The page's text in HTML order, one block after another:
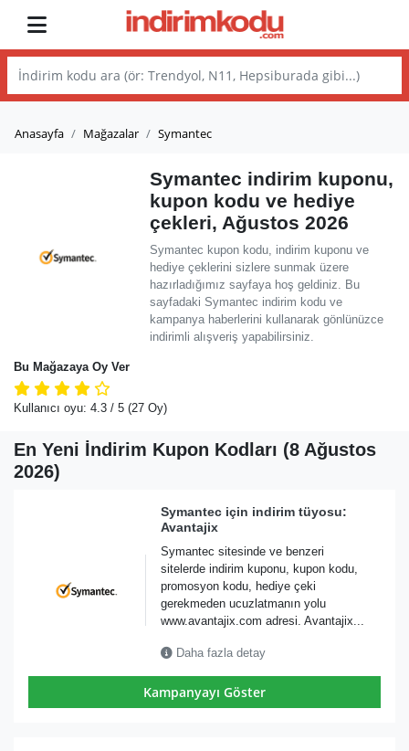
Anasayfa Mağazalar Symantec
Bu Mağazaya Oy Ver
Kullanıcı oyu: 4.3 / 5 (27 Oy)
Symantec indirim kuponu,
kupon kodu ve hediye
çekleri, Ağustos 2026
Symantec kupon kodu, indirim kuponu ve
hediye çeklerini sizlere sunmak üzere
hazırladığımız sayfaya hoş geldiniz. Bu
sayfadaki Symantec indirim kodu ve
kampanya haberlerini kullanarak gönlünüzce
indirimli alışveriş yapabilirsiniz.
En Yeni İndirim Kupon Kodları (8 Ağustos
2026)
Symantec için indirim tüyosu:
Avantajix
Symantec sitesinde ve benzeri
sitelerde indirim kuponu, kupon kodu,
promosyon kodu, hediye çeki
gerekmeden ucuzlatmanın yolu
www.avantajix.com adresi. Avantajix...
Daha fazla detay
Kampanyayı Göster